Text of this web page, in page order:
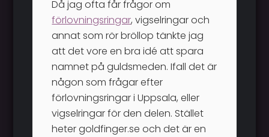
Då jag ofta får frågor om
förlovningsringar, vigselringar och
annat som rör bröllop tänkte jag
att det vore en bra idé att spara
namnet på guldsmeden. Ifall det är
någon som frågar efter
förlovningsringar i Uppsala, eller
vigselringar för den delen. Stället
heter goldfinger.se och det är en